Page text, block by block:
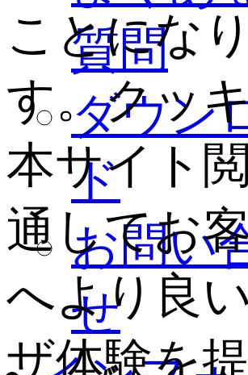
質問
ダウン
ド
お問い
せ
ことにな
す。クッ
本サイト
通してお
へより良
ザ体験を